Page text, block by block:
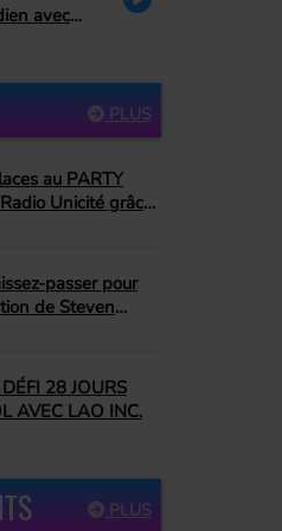
avec
PLUS
au PARTY
Unicité grâce
passer pour
de Steven
28 JOURS
AVEC LAO INC.
PLUS